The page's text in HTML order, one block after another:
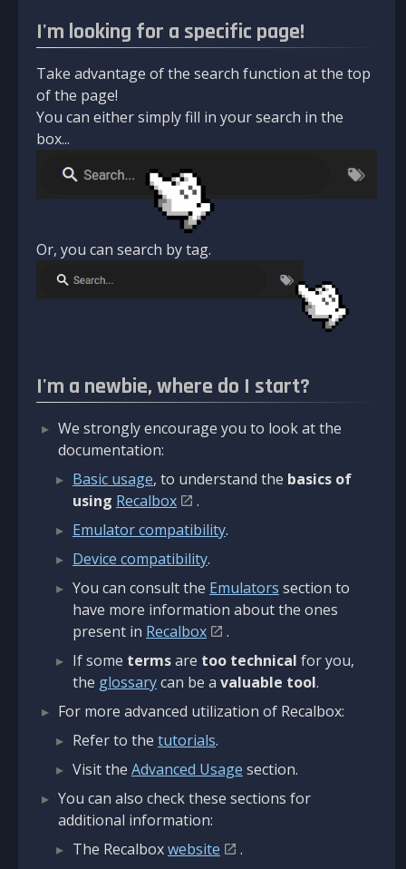
I'm looking for a specific page!
Take advantage of the search function at the top
of the page!
You can either simply fill in your search in the
box...
Or, you can search by tag.
I'm a newbie, where do I start?
We strongly encourage you to look at the
documentation:
Basic usage, to understand the basics of
using Recalbox
.
Emulator compatibility.
Device compatibility.
You can consult the Emulators section to
have more information about the ones
present in Recalbox
.
If some termsare too technical for you,
the glossarycan be a valuable tool.
For more advanced utilization of Recalbox:
Refer to the tutorials.
Visit the Advanced Usage section.
You can also check these sections for
additional information:
The Recalboxwebsite
.